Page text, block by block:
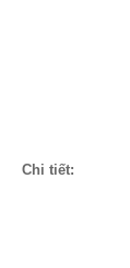
Chi tiết: